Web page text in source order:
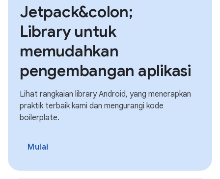
Jetpack&colon;
Library untuk
memudahkan
pengembangan aplikasi
Lihat rangkaian library Android, yang menerapkan
praktik terbaik kami dan mengurangi kode
boilerplate.
Mulai